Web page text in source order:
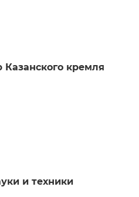
кремля
и техники